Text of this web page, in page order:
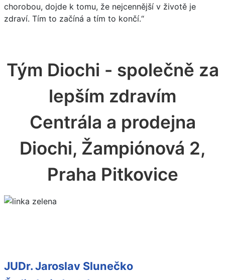
chorobou, dojde k tomu, že nejcennější v životě je
zdraví. Tím to začíná a tím to končí.“
Tým Diochi - společně za
lepším zdravím
Centrála a prodejna
Diochi, Žampiónová 2,
Praha Pitkovice
JUDr. Jaroslav Slunečko